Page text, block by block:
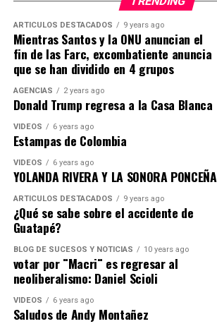
ARTICULOS DESTACADOS 9 years ago
Mientras Santos y la ONU anuncian el
fin de las Farc, excombatiente anuncia
que se han dividido en 4 grupos
AGENCIAS 2 years ago
Donald Trump regresa a la Casa Blanca
VIDEOS 6 years ago
Estampas de Colombia
VIDEOS 6 years ago
YOLANDA RIVERA Y LA SONORA PONCEÑA
ARTICULOS DESTACADOS 9 years ago
¿Qué se sabe sobre el accidente de
Guatapé?
BLOG DE SUCESOS Y NOTICIAS 10 years ago
votar por ¨Macri¨ es regresar al
neoliberalismo: Daniel Scioli
VIDEOS 6 years ago
Saludos de Andy Montañez